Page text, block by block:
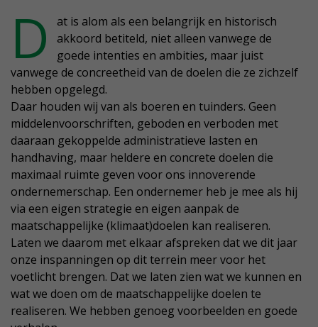
D
at is alom als een belangrijk en historisch
akkoord betiteld, niet alleen vanwege de
goede intenties en ambities, maar juist
vanwege de concreetheid van de doelen die ze zichzelf
hebben opgelegd.
Daar houden wij van als boeren en tuinders. Geen
middelenvoorschriften, geboden en verboden met
daaraan gekoppelde administratieve lasten en
handhaving, maar heldere en concrete doelen die
maximaal ruimte geven voor ons innoverende
ondernemerschap. Een ondernemer heb je mee als hij
via een eigen strategie en eigen aanpak de
maatschappelijke (klimaat)doelen kan realiseren.
Laten we daarom met elkaar afspreken dat we dit jaar
onze inspanningen op dit terrein meer voor het
voetlicht brengen. Dat we laten zien wat we kunnen en
wat we doen om de maatschappelijke doelen te
realiseren. We hebben genoeg voorbeelden en goede